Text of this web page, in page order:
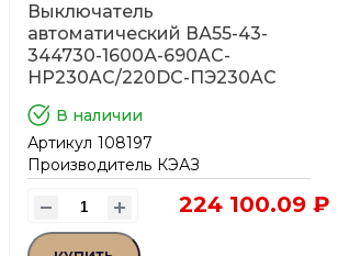
Выключатель
автоматический ВА55-43-
344730-1600А-690AC-
НР230AC/220DC-ПЭ230AC
В наличии
Артикул 108197
Производитель КЭАЗ
224 100.09 ₽